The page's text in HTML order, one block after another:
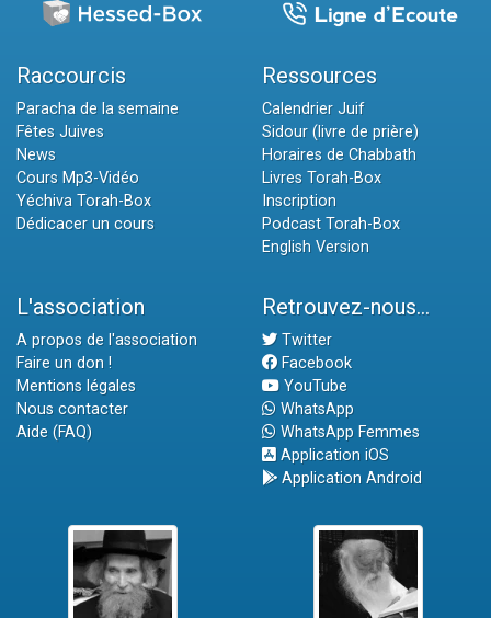
Raccourcis
Paracha de la semaine
Fêtes Juives
News
Cours Mp3-Vidéo
Yéchiva Torah-Box
Dédicacer un cours
Ressources
Calendrier Juif
Sidour (livre de prière)
Horaires de Chabbath
Livres Torah-Box
Inscription
Podcast Torah-Box
English Version
L'association
A propos de l'association
Faire un don !
Mentions légales
Nous contacter
Aide (FAQ)
Retrouvez-nous...
Twitter
Facebook
YouTube
WhatsApp
WhatsApp Femmes
Application iOS
Application Android